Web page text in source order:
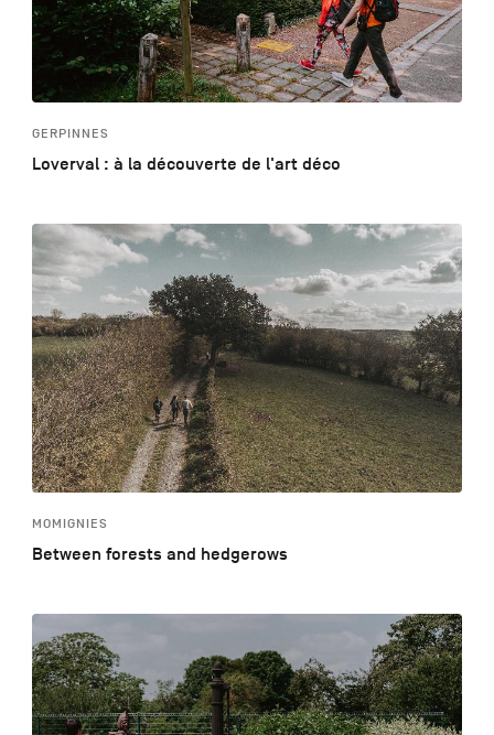
GERPINNES
Loverval : à la découverte de l'art déco
MOMIGNIES
Between forests and hedgerows